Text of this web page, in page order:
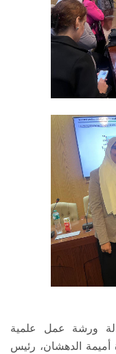
ورشة عمل علمية
الدهشان، رئيس